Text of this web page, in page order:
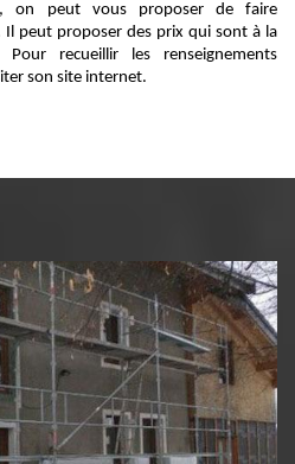
on peut vous proposer de faire
Il peut proposer des prix qui sont à la
recueillir les renseignements
son site internet.